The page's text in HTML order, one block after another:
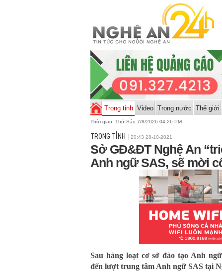
Trong tỉnh Video Trong nước Thế giới
Thời gian: Thứ Sáu 7/8/2026 04:26 PM
TRONG TỈNH 20:43 28-10-2021
Sở GĐ&ĐT Nghệ An
Anh ngữ SAS, sẽ mời
Sau hàng loạt cơ sở đào tạo Anh
đến lượt trung tâm Anh ngữ SAS tại